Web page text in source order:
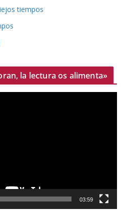
tiempos
la lectura os alimenta»
03:59